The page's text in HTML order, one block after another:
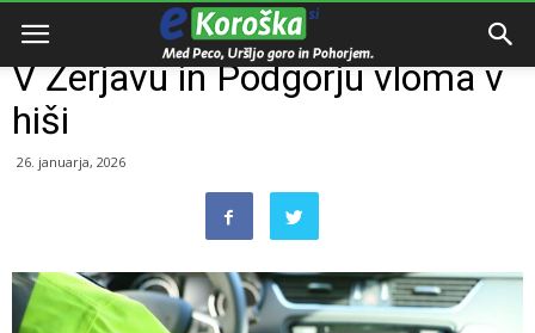
Domov
V Žerjavu in Podgorju vloma v
hiši
26. januarja, 2026